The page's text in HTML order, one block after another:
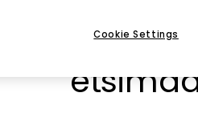
EmmeCookie Settings